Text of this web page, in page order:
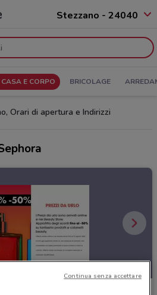
Stezzano - 24040
E CORPO BRICOLAGE
Orari di apertura e Indirizzi
Continua senza accettare